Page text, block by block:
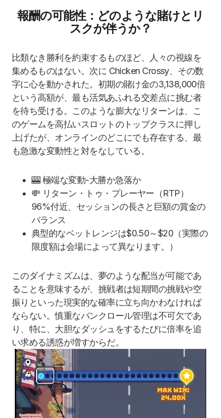
報酬の可能性：どのような賭けとリ
スクが伴うか？
比類なき勝利を約束するものほど、人々の視線を
集めるものはない。次に Chicken Crossy、その数
字に心を動かされた。初期の賭け金の3,138,000倍
という高額が、最も活気あふれる交差点に挑む者
を待ち受ける。このような膨大なリターンは、こ
のゲームを高払いスロットのトップクラスに押し
上げたが、オンラインのどこにでも存在する、最
も急激な変動性と対をなしている。
🎰 極端な変動-大勝か急落か
💸 リターン・トゥ・プレーヤー（RTP）
96%付近、セッションの長さと巨額の賞金の
バランス
典型的なベットレンジは$0.50～$20（実際の
限度額は会場によって異なります。）
このダイナミズムは、夢のような配当が可能であ
ることを意味するが、挑戦者は短期間の挑戦や空
振りといった現実的な確率に立ち向かわなければ
ならない。慎重なバンクロール管理は不可欠であ
り、特に、大胆なダッシュをするたびに倍率を追
い求める誘惑が増すからだ。